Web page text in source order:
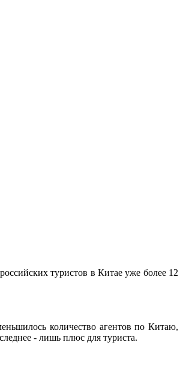
туристов в Китае уже более 12
количество агентов по Китаю,
- лишь плюс для туриста.